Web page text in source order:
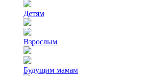
Детям
Взрослым
Будущим мамам